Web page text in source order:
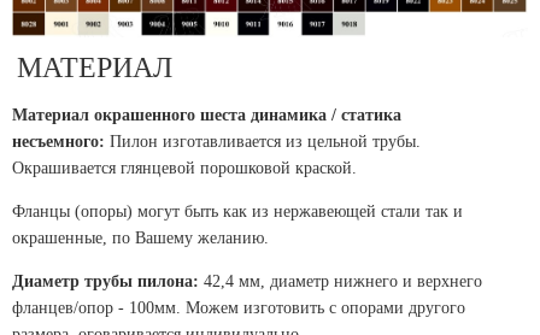
МАТЕРИАЛ
Материал окрашенного шеста динамика / статика
несъемного: Пилон изготавливается из цельной трубы.
Окрашивается глянцевой порошковой краской.
Фланцы (опоры) могут быть как из нержавеющей стали так и
окрашенные, по Вашему желанию.
Диаметр трубы пилона: 42,4 мм, диаметр нижнего и верхнего
фланцев/опор - 100мм. Можем изготовить с опорами другого